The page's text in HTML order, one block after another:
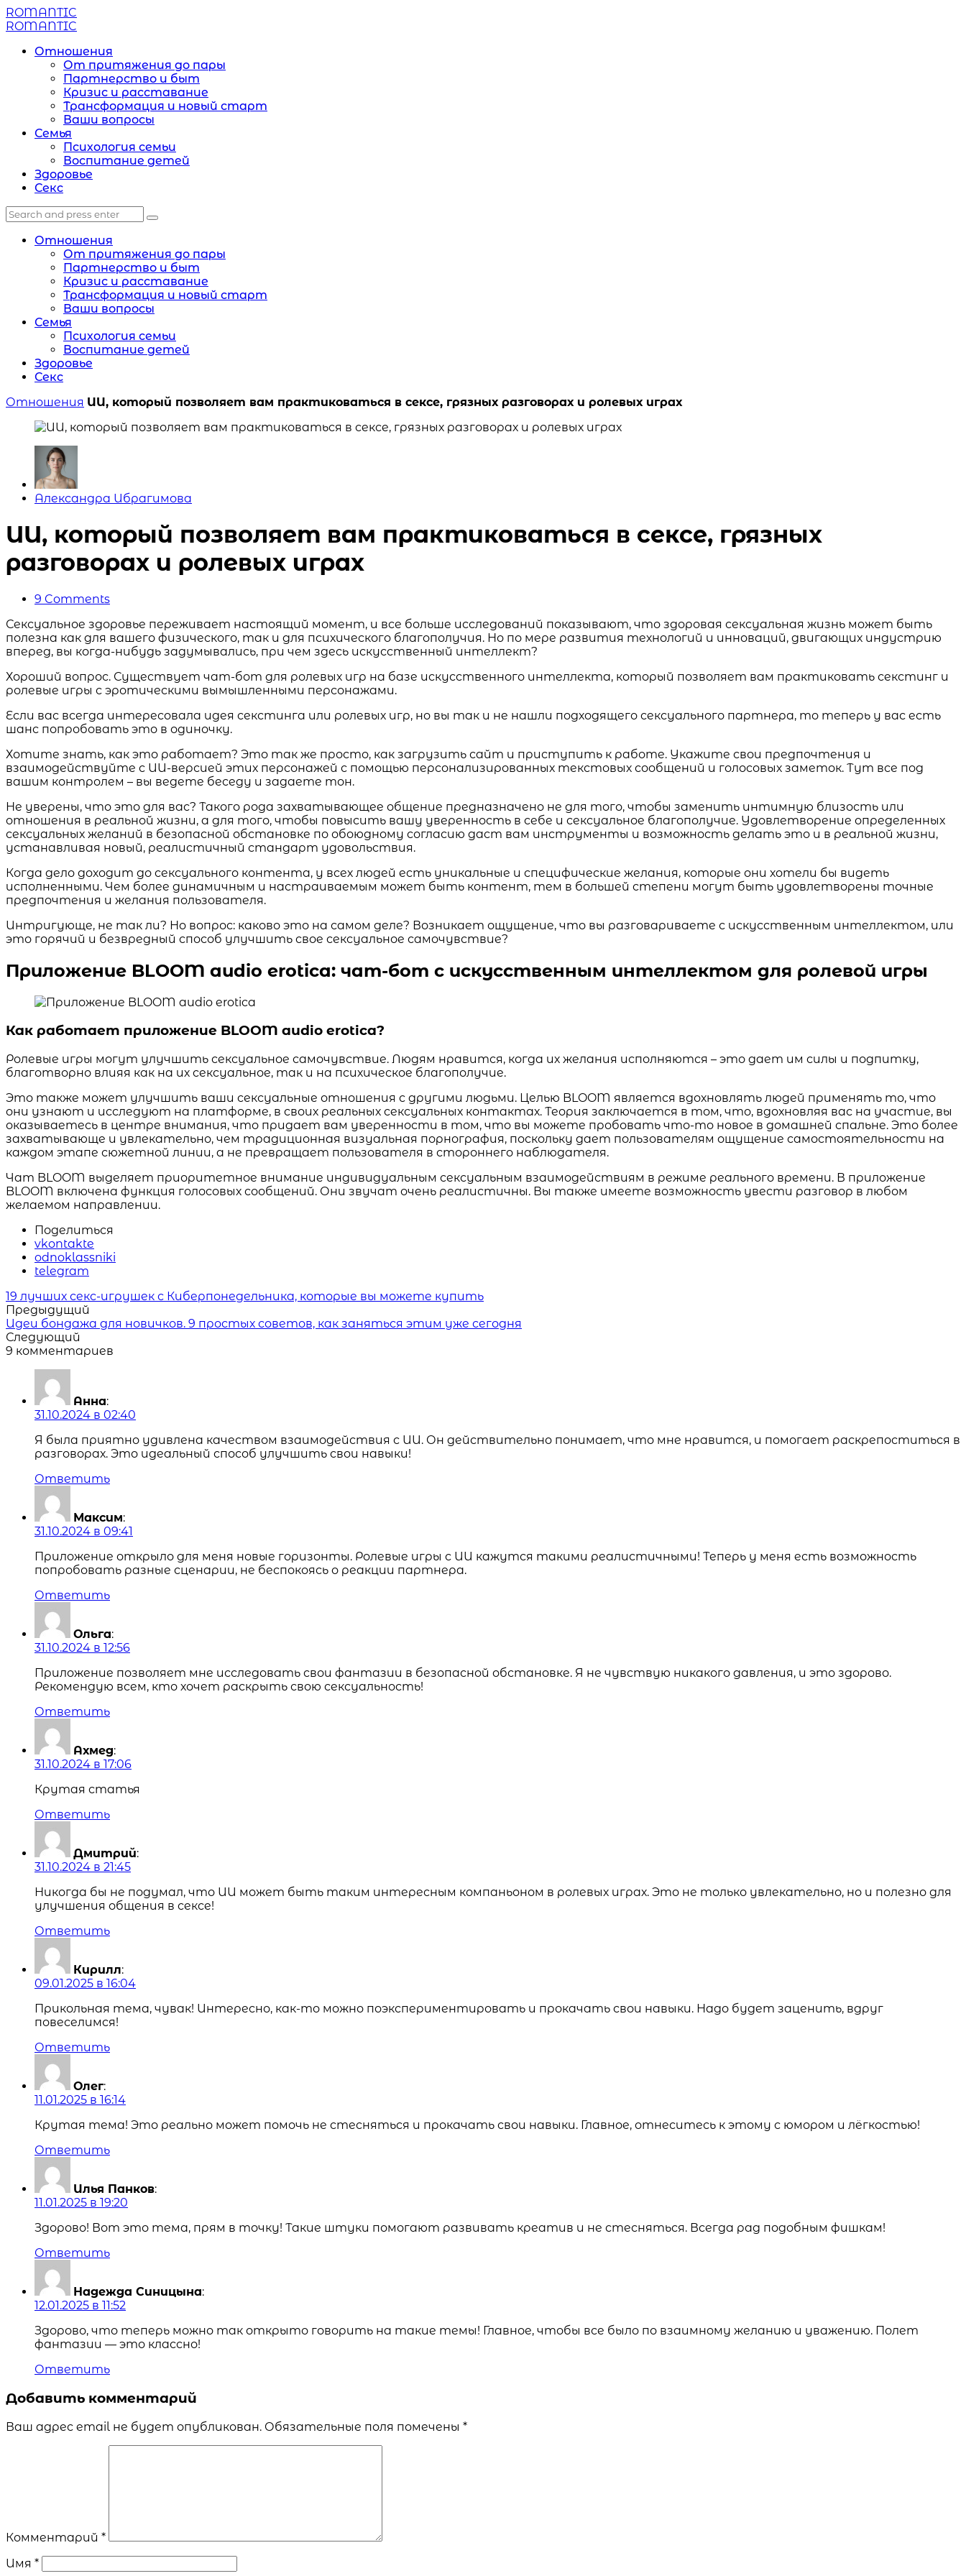
Menu
ROMANTIC
Search
Menu
ROMANTIC
Отношения
От притяжения до пары
Партнерство и быт
Кризис и расставание
Трансформация и новый старт
Ваши вопросы
Семья
Психология семьи
Воспитание детей
Здоровье
Секс
Search
Search
for:
Search
Отношения
От притяжения до пары
Партнерство и быт
Кризис и расставание
Трансформация и новый старт
Ваши вопросы
Семья
Психология семьи
Воспитание детей
Здоровье
Секс
Отношения ИИ, который позволяет вам практиковаться в сексе, грязных разговорах и ролевых играх
Posted
Александра Ибрагимова
ИИ, который позволяет вам практиковаться в сексе, грязных
разговорах и ролевых играх
9 Comments
Сексуальное здоровье переживает настоящий момент, и все больше исследований показывают, что здоровая сексуальная жизнь может быть
полезна как для вашего физического, так и для психического благополучия. Но по мере развития технологий и инноваций, двигающих индустрию
вперед, вы когда-нибудь задумывались, при чем здесь искусственный интеллект?
Хороший вопрос. Существует чат-бот для ролевых игр на базе искусственного интеллекта, который позволяет вам практиковать секстинг и
ролевые игры с эротическими вымышленными персонажами.
Если вас всегда интересовала идея секстинга или ролевых игр, но вы так и не нашли подходящего сексуального партнера, то теперь у вас есть
шанс попробовать это в одиночку.
Хотите знать, как это работает? Это так же просто, как загрузить сайт и приступить к работе. Укажите свои предпочтения и
взаимодействуйте с ИИ-версией этих персонажей с помощью персонализированных текстовых сообщений и голосовых заметок. Тут все под
вашим контролем – вы ведете беседу и задаете тон.
Не уверены, что это для вас? Такого рода захватывающее общение предназначено не для того, чтобы заменить интимную близость или
отношения в реальной жизни, а для того, чтобы повысить вашу уверенность в себе и сексуальное благополучие. Удовлетворение определенных
сексуальных желаний в безопасной обстановке по обоюдному согласию даст вам инструменты и возможность делать это и в реальной жизни,
устанавливая новый, реалистичный стандарт удовольствия.
Когда дело доходит до сексуального контента, у всех людей есть уникальные и специфические желания, которые они хотели бы видеть
исполненными. Чем более динамичным и настраиваемым может быть контент, тем в большей степени могут быть удовлетворены точные
предпочтения и желания пользователя.
Интригующе, не так ли? Но вопрос: каково это на самом деле? Возникает ощущение, что вы разговариваете с искусственным интеллектом, или
это горячий и безвредный способ улучшить свое сексуальное самочувствие?
Приложение BLOOM audio erotica: чат-бот с искусственным интеллектом для ролевой игры
Как работает приложение BLOOM audio erotica?
Ролевые игры могут улучшить сексуальное самочувствие. Людям нравится, когда их желания исполняются – это дает им силы и подпитку,
благотворно влияя как на их сексуальное, так и на психическое благополучие.
Это также может улучшить ваши сексуальные отношения с другими людьми. Целью BLOOM является вдохновлять людей применять то, что
они узнают и исследуют на платформе, в своих реальных сексуальных контактах. Теория заключается в том, что, вдохновляя вас на участие, вы
оказываетесь в центре внимания, что придает вам уверенности в том, что вы можете пробовать что-то новое в домашней спальне. Это более
захватывающе и увлекательно, чем традиционная визуальная порнография, поскольку дает пользователям ощущение самостоятельности на
каждом этапе сюжетной линии, а не превращает пользователя в стороннего наблюдателя.
Чат BLOOM выделяет приоритетное внимание индивидуальным сексуальным взаимодействиям в режиме реального времени. В приложение
BLOOM включена функция голосовых сообщений. Они звучат очень реалистичны. Вы также имеете возможность увести разговор в любом
желаемом направлении.
Поделиться
vkontakte
odnoklassniki
telegram
Читать
похожие
статьи
19 лучших секс-игрушек с Киберпонедельника, которые вы можете купить
Предыдущий
Идеи бондажа для новичков. 9 простых советов, как заняться этим уже сегодня
Следующий
9 комментариев
Анна:
31.10.2024 в 02:40
Я была приятно удивлена качеством взаимодействия с ИИ. Он действительно понимает, что мне нравится, и помогает раскрепоститься в
разговорах. Это идеальный способ улучшить свои навыки!
Ответить
Максим:
31.10.2024 в 09:41
Приложение открыло для меня новые горизонты. Ролевые игры с ИИ кажутся такими реалистичными! Теперь у меня есть возможность
попробовать разные сценарии, не беспокоясь о реакции партнера.
Ответить
Ольга:
31.10.2024 в 12:56
Приложение позволяет мне исследовать свои фантазии в безопасной обстановке. Я не чувствую никакого давления, и это здорово.
Рекомендую всем, кто хочет раскрыть свою сексуальность!
Ответить
Ахмед:
31.10.2024 в 17:06
Крутая статья
Ответить
Дмитрий:
31.10.2024 в 21:45
Никогда бы не подумал, что ИИ может быть таким интересным компаньоном в ролевых играх. Это не только увлекательно, но и полезно для
улучшения общения в сексе!
Ответить
Кирилл:
09.01.2025 в 16:04
Прикольная тема, чувак! Интересно, как-то можно поэкспериментировать и прокачать свои навыки. Надо будет заценить, вдруг
повеселимся!
Ответить
Олег:
11.01.2025 в 16:14
Крутая тема! Это реально может помочь не стесняться и прокачать свои навыки. Главное, отнеситесь к этому с юмором и лёгкостью!
Ответить
Илья Панков:
11.01.2025 в 19:20
Здорово! Вот это тема, прям в точку! Такие штуки помогают развивать креатив и не стесняться. Всегда рад подобным фишкам!
Ответить
Надежда Синицына:
12.01.2025 в 11:52
Здорово, что теперь можно так открыто говорить на такие темы! Главное, чтобы все было по взаимному желанию и уважению. Полет
фантазии — это классно!
Ответить
Добавить комментарий
Ваш адрес email не будет опубликован. Обязательные поля помечены *
Комментарий *
Имя *